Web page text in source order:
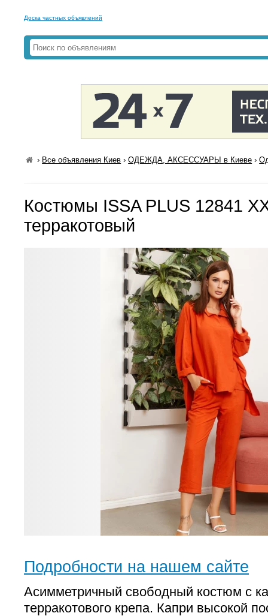
Доска частных объявлений
› Все объявления Киев ›ОДЕЖДА, АКСЕССУАРЫ в Киеве ›
Костюмы ISSA PLUS 12841
терракотовый
Подробности на нашем сайте
Асимметричный свободный костюм с
терракотового крепа. Капри высокой